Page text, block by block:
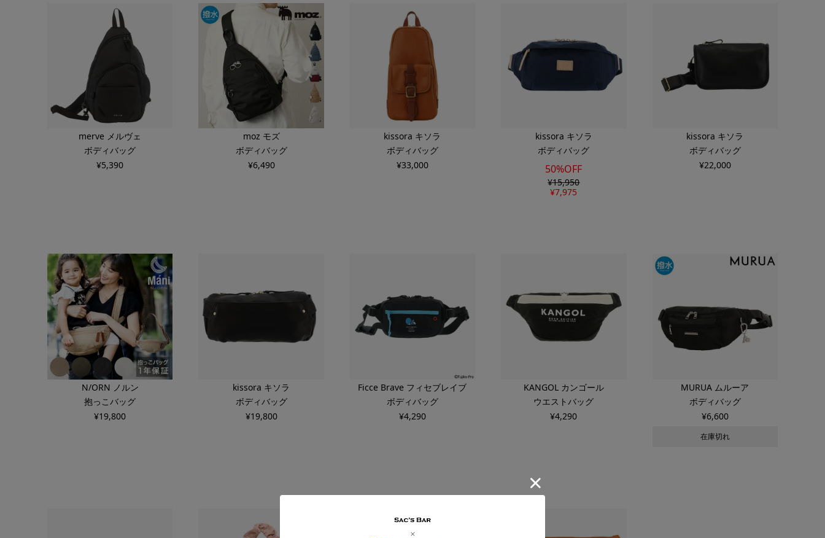
merve メルヴェ
ボディバッグ
¥5,390
moz モズ
ボディバッグ
¥6,490
kissora キソラ
ボディバッグ
¥33,000
kissora キソラ
ボディバッグ
50%OFF
¥15,950
¥7,975
kissora キソラ
ボディバッグ
¥22,000
N/ORN ノルン
抱っこバッグ
¥19,800
kissora キソラ
ボディバッグ
¥19,800
Ficce Brave フィセブレイブ
ボディバッグ
¥4,290
KANGOL カンゴール
ウエストバッグ
¥4,290
MURUA ムルーア
ボディバッグ
¥6,600
在庫切れ